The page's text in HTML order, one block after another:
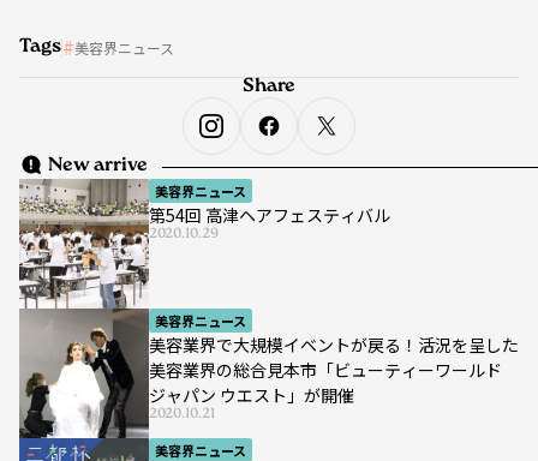
Tags 美容界ニュース
New arrive
美容界ニュース
第54回 高津ヘアフェスティバル
2020.10.29
美容界ニュース
美容業界で大規模イベントが戻る！活況を呈した
美容業界の総合見本市「ビューティーワールド
ジャパン ウエスト」が開催
2020.10.21
美容界ニュース
Share